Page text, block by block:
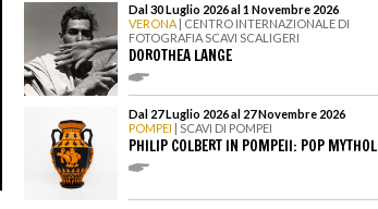
Dal 30 Luglio 2026 al 1 Novembre 2026
VERONA | CENTRO INTERNAZIONALE DI
FOTOGRAFIA SCAVI SCALIGERI
DOROTHEA LANGE
Dal 27 Luglio 2026 al 27 Novembre 2026
POMPEI | SCAVI DI POMPEI
PHILIP COLBERT IN POMPEII: POP